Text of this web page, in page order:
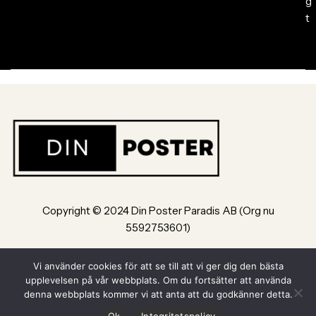
t
Copyright © 2024 Din Poster Paradis AB (Org nu
5592753601)
Powered by Din Poster Paradis AB Jönköping
Vi använder cookies för att se till att vi ger dig den bästa
upplevelsen på vår webbplats. Om du fortsätter att använda
denna webbplats kommer vi att anta att du godkänner detta.